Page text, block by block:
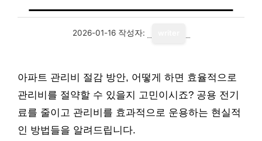
2026-01-16 작성자:
아파트 관리비 절감 방안, 어떻게 하면 효율적으로
관리비를 절약할 수 있을지 고민이시죠? 공용 전기
료를 줄이고 관리비를 효과적으로 운용하는 현실적
인 방법들을 알려드립니다.